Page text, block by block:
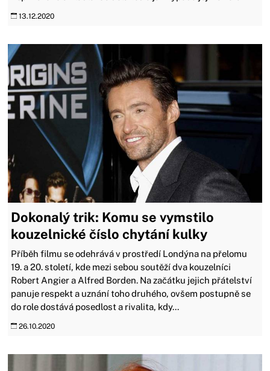
13.12.2020
Dokonalý trik: Komu se vymstilo
kouzelnické číslo chytání kulky
Příběh filmu se odehrává v prostředí Londýna na přelomu
19. a 20. století, kde mezi sebou soutěží dva kouzelníci
Robert Angier a Alfred Borden. Na začátku jejich přátelství
panuje respekt a uznání toho druhého, ovšem postupně se
do role dostává posedlost a rivalita, kdy...
26.10.2020